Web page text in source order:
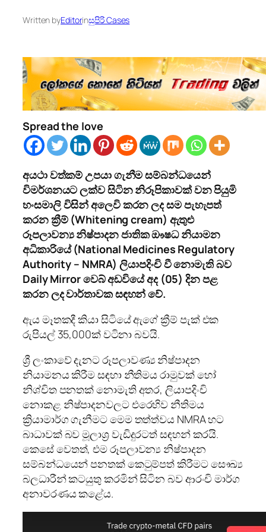
Written byEditorinසුපිරි Cases
Spread the love
අයථා වත්කම් උපයා ගැනීම සම්බන්ධයෙන්
විමර්ශනයට ලක්ව සිටින නිරූපිකාවක් වන පියුමි
හංසමාලි විසින් අලෙවි කරන ලද සම පැහැපත්
කරන ක්‍රීම් (Whitening cream) ඇතුළු
රූපලාවන්‍ය නිෂ්පාදන ජාතික ඖෂධ නියාමන
අධිකාරියේ (National Medicines Regulatory
Authority – NMRA)ලියාපදිංචි වී නොමැති බව
Daily Mirrorවෙබ් අඩවියේ අද (05) දින පළ
කරන ලද වාර්තාවක සඳහන් වේ.
ඇය මෑතකදී කියා සිටියේ ඇගේ ක්‍රීම් පැක් එක
රුපියල් 35,000ක් වටිනා බවයි.
ශ්‍රී ලංකාවේ දැනට රූපලාවණ්‍ය නිෂ්පාදන
නියාමනය කිරීම සඳහා නීතිමය රාමුවක් හෝ
නිශ්චිත පනතක් නොමැති අතර, ලියාපදිංචි
නොකළ නිෂ්පාදනවලට එරෙහිව නීතිමය
ක්‍රියාමාර්ග ගැනීමට මෙම තත්ත්වය NMRA හට
බාධාවක් බව මූලාශ්‍ර වැඩිදුරටත් සඳහන් කරයි.
කෙසේ වෙතත්, එම රූපලාවන්‍ය නිෂ්පාදන
සම්බන්ධයෙන් පනතක් කෙටුම්පත් කිරීමට සෞඛ්‍ය
බලධාරීන් කටයුතු කරමින් සිටින බව ආරංචි මාර්ග
අනාවරණය කළේය.